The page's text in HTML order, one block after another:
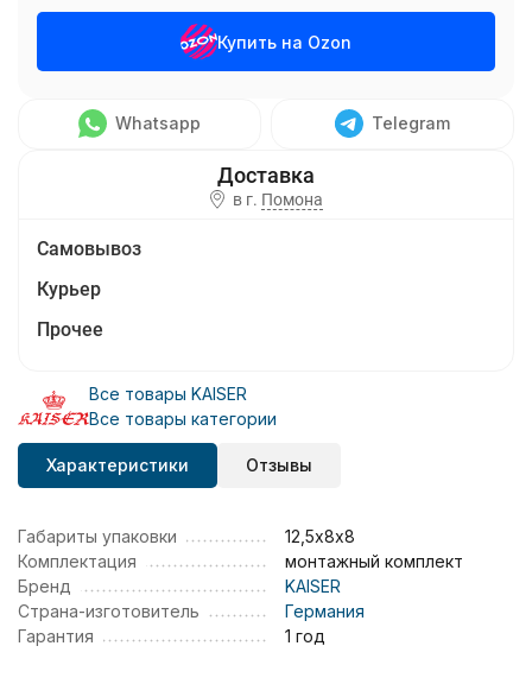
Купить на Ozon
Whatsapp Telegram
в г. Помона
Самовывоз
Курьер
Прочее
Все товары KAISER
Все товары категории
Характеристики Отзывы
Габариты упаковки
12,5х8х8
Комплектация
монтажный комплект
Бренд
KAISER
Страна-изготовитель
Германия
Гарантия
1 год